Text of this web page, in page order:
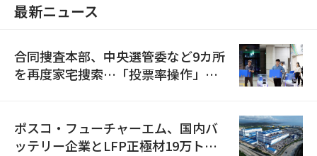
最新ニュース
合同捜査本部、中央選管委など9カ所
を再度家宅捜索…「投票率操作」の
ポスコ・フューチャーエム、国内バ
ッテリー企業とLFP正極材19万トン